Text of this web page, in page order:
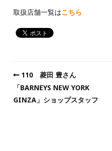
取扱店舗一覧はこちら
110 菱田 豊さん
「BARNEYS NEW YORK
GINZA」ショップスタッフ